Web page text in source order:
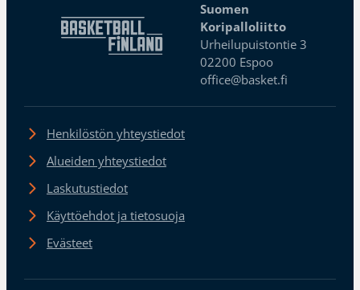
Suomen
Koripalloliitto
Urheilupuistontie 3
02200 Espoo
office@basket.fi
Henkilöstön yhteystiedot
Alueiden yhteystiedot
Laskutustiedot
Käyttöehdot ja tietosuoja
Evästeet